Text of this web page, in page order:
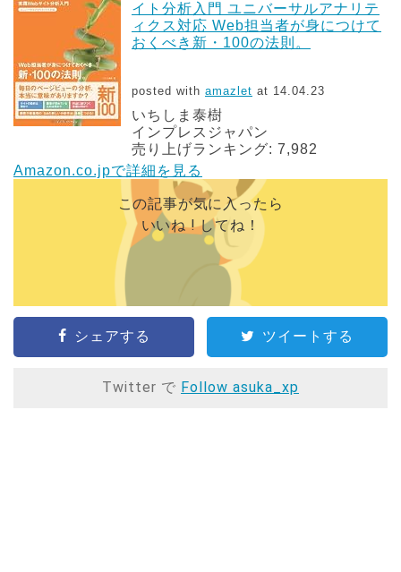
イト分析入門 ユニバーサルアナリテ
ィクス対応 Web担当者が身につけて
おくべき新・100の法則。
posted with amazlet at 14.04.23
いちしま泰樹
インプレスジャパン
売り上げランキング: 7,982
Amazon.co.jpで詳細を見る
この記事が気に入ったら
いいね ! してね！
シェアする ツイートする
Twitter で Follow asuka_xp